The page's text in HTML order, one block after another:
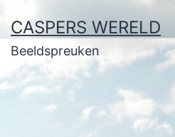
naar
de
inhoud
CASPERS WERELD
Beeldspreuken